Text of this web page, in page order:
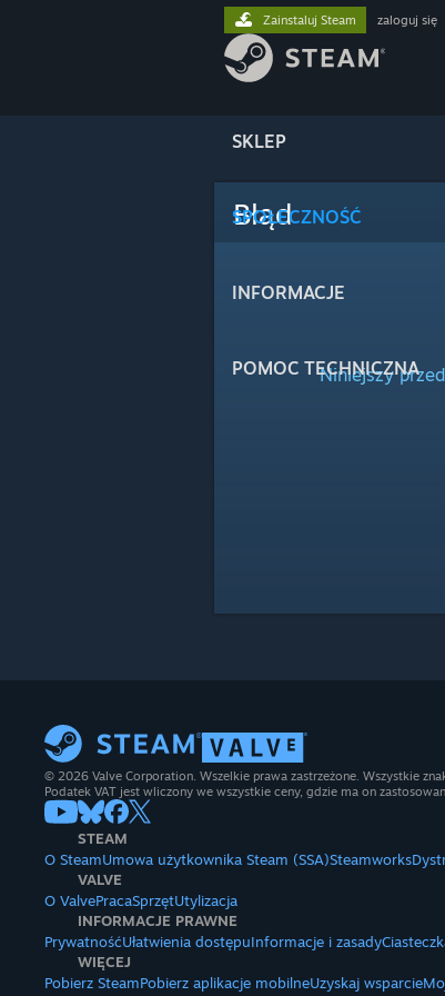
SKLEP
SPOŁECZNOŚĆ
INFORMACJE
POMOC TECHNICZNA
Zainstaluj Steam zaloguj się
Błąd
Niniejszy
© 2026 Valve Corporation. Wszelkie prawa zastrzeżone. Wszystkie
Podatek VAT jest wliczony we wszystkie ceny, gdzie ma on
STEAM
O SteamUmowa użytkownika Steam (SSA)Steamworks
VALVE
O ValvePracaSprzętUtylizacja
INFORMACJE PRAWNE
PrywatnośćUłatwienia dostępuInformacje i zasady
WIĘCEJ
Pobierz SteamPobierz aplikacje mobilneUzyskaj wsparcie